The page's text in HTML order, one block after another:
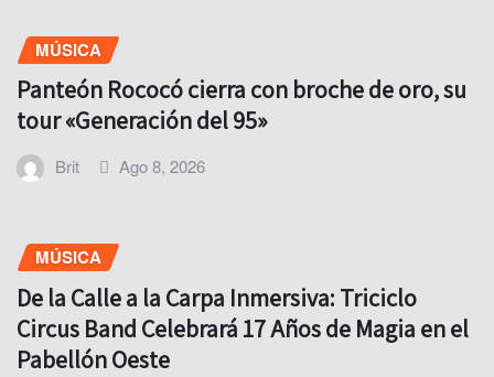
MÚSICA
Panteón Rococó cierra con broche de oro, su
tour «Generación del 95»
Brit Ago 8, 2026
MÚSICA
De la Calle a la Carpa Inmersiva: Triciclo
Circus Band Celebrará 17 Años de Magia en el
Pabellón Oeste